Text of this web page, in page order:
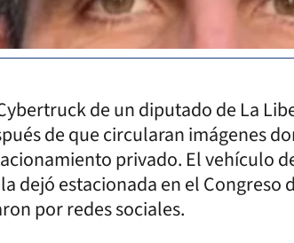
de un diputado de La
de que circularan imágenes
privado. El vehículo
dejó estacionada en el Congreso
por redes sociales.